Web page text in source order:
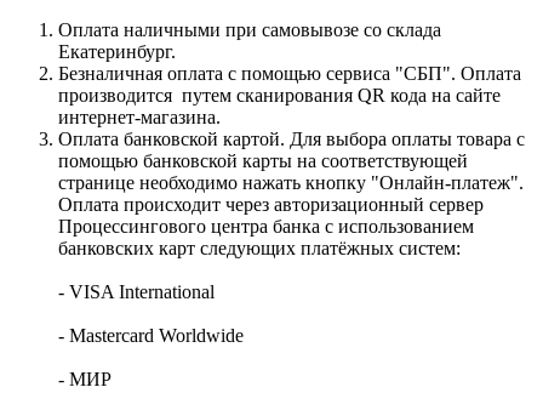
Оплата наличными при самовывозе со склада
Екатеринбург.
Безналичная оплата с помощью сервиса "СБП". Оплата
производится путем сканирования QR кода на сайте
интернет-магазина.
Оплата банковской картой. Для выбора оплаты товара с
помощью банковской карты на соответствующей
странице необходимо нажать кнопку "Онлайн-платеж".
Оплата происходит через авторизационный сервер
Процессингового центра банка с использованием
банковских карт следующих платёжных систем:
- VISA International
- Mastercard Worldwide
- МИР